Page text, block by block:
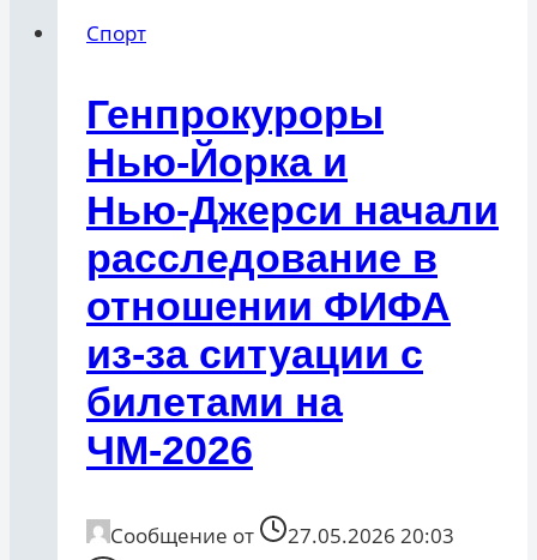
Спорт
Генпрокуроры
Нью‑Йорка и
Нью‑Джерси начали
расследование в
отношении ФИФА
из-за ситуации с
билетами на
ЧМ‑2026
Сообщение от
27.05.2026 20:03